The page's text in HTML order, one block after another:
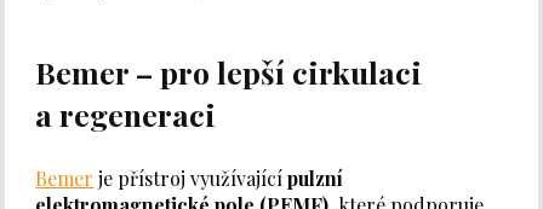
Bemer – pro lepší cirkulaci
a regeneraci
Bemer je přístroj využívajícípulzní